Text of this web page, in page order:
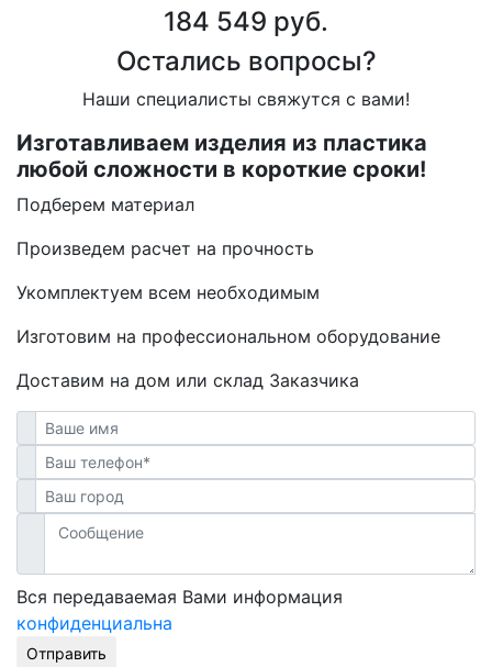
184 549 руб.
Остались вопросы?
Наши специалисты свяжутся с вами!
Изготавливаем изделия из пластика
любой сложности в короткие сроки!
Подберем материал
Произведем расчет на прочность
Укомплектуем всем необходимым
Изготовим на профессиональном оборудование
Доставим на дом или склад Заказчика
Вся передаваемая Вами информация
конфиденциальна
Отправить